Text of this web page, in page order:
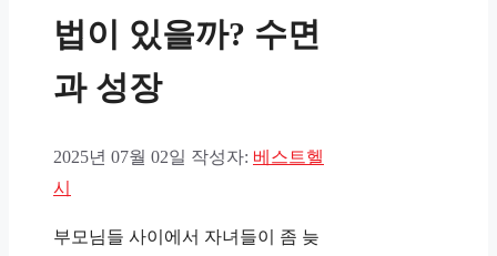
법이 있을까? 수면
과 성장
2025년 07월 02일 작성자: 베스트헬
시
부모님들 사이에서 자녀들이 좀 늦